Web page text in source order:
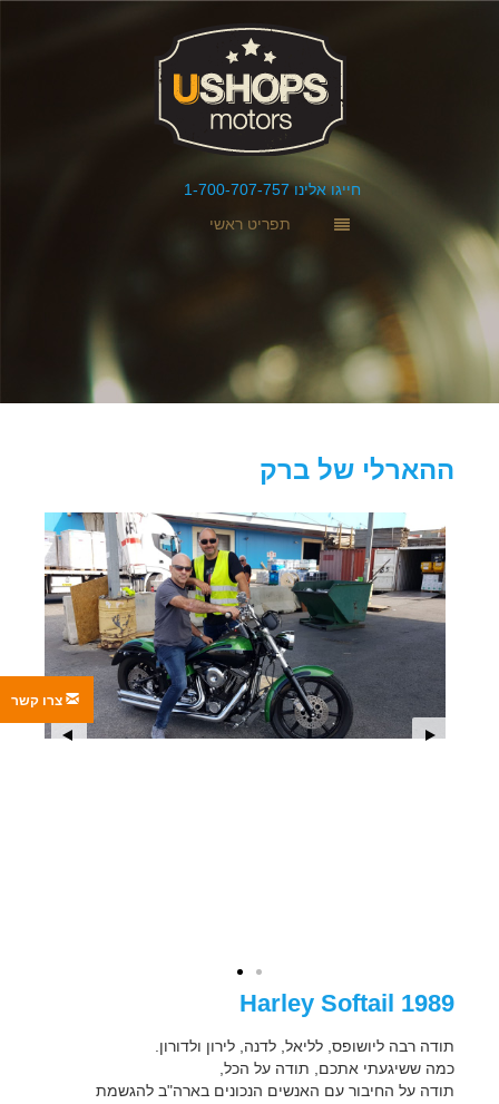
חייגו אלינו 1-700-707-757
תפריט ראשי
ההארלי של ברק
1989 Harley Softail
תודה רבה ליושופס, לליאל, לדנה, לירון ולדורון.
כמה ששיגעתי אתכם, תודה על הכל,
תודה על החיבור עם האנשים הנכונים בארה"ב להגשמת
צרו קשר